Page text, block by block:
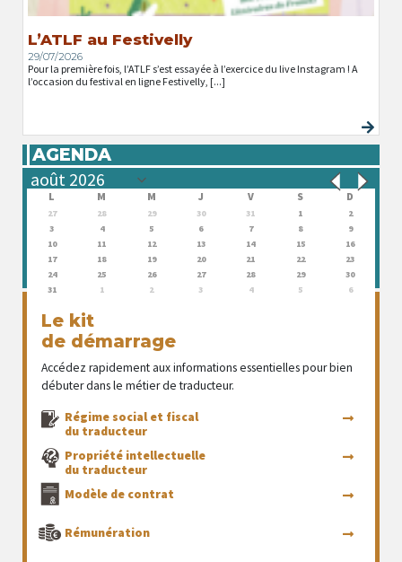
L’ATLF au Festivelly
29/07/2026
Pour la première fois, l’ATLF s’est essayée à l’exercice du live Instagram ! A
l’occasion du festival en ligne Festivelly, [...]
AGENDA
L M M J V S D
27 28 29 30 31 1
2
3
4 5 6 7 8
9
10
11 12 13 14 15
16
17
18 19 20 21 22
23
24
25 26 27 28 29
30
31
1 2 3 4 5 6
Le kit
de démarrage
Accédez rapidement aux informations essentielles pour bien
débuter dans le métier de traducteur.
Régime social et fiscal
du traducteur
Propriété intellectuelle
du traducteur
Modèle de contrat
Rémunération